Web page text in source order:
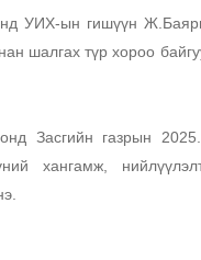
УИХ-ын гишүүн
шалгах түр хороо
Засгийн газрын
хангамж,